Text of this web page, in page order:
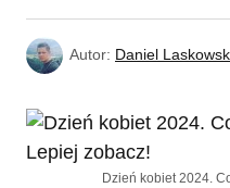
Autor: Daniel
Dzień kobiet 2024.